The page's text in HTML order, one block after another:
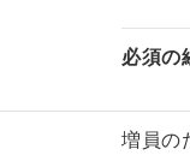
必須の
増員の